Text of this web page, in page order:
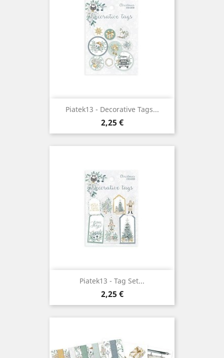
Piatek13 - Decorative Tags...
Prix
2,25 €
Piatek13 - Tag Set...
Prix
2,25 €